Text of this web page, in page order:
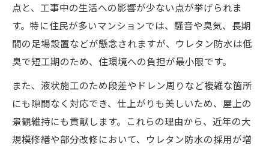
点と、工事中の生活への影響が少ない点が挙げられま
す。特に住民が多いマンションでは、騒音や臭気、長期
間の足場設置などが懸念されますが、ウレタン防水は低
臭で短工期のため、住環境への負担が最小限です。
また、液状施工のため段差やドレン周りなど複雑な箇所
にも隙間なく対応でき、仕上がりも美しいため、屋上の
景観維持にも貢献します。これらの理由から、近年の大
規模修繕や部分改修において、ウレタン防水の採用が増